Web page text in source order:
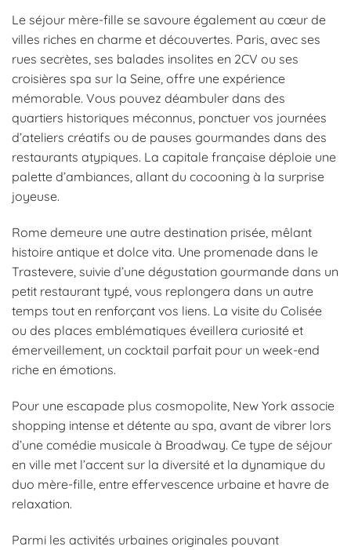
Le séjour mère-fille se savoure également au cœur de
villes riches en charme et découvertes. Paris, avec ses
rues secrètes, ses balades insolites en 2CV ou ses
croisières spa sur la Seine, offre une expérience
mémorable. Vous pouvez déambuler dans des
quartiers historiques méconnus, ponctuer vos journées
d’ateliers créatifs ou de pauses gourmandes dans des
restaurants atypiques. La capitale française déploie une
palette d’ambiances, allant du cocooning à la surprise
joyeuse.
Rome demeure une autre destination prisée, mêlant
histoire antique et dolce vita. Une promenade dans le
Trastevere, suivie d’une dégustation gourmande dans un
petit restaurant typé, vous replongera dans un autre
temps tout en renforçant vos liens. La visite du Colisée
ou des places emblématiques éveillera curiosité et
émerveillement, un cocktail parfait pour un week-end
riche en émotions.
Pour une escapade plus cosmopolite, New York associe
shopping intense et détente au spa, avant de vibrer lors
d’une comédie musicale à Broadway. Ce type de séjour
en ville met l’accent sur la diversité et la dynamique du
duo mère-fille, entre effervescence urbaine et havre de
relaxation.
Parmi les activités urbaines originales pouvant